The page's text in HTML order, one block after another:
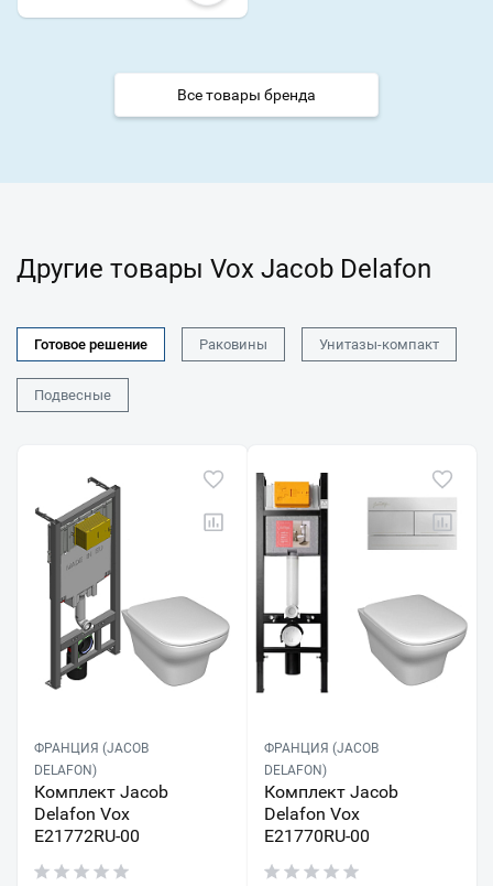
Все товары бренда
Другие товары Vox Jacob Delafon
Готовое решение Раковины Унитазы-компакт
Подвесные
ФРАНЦИЯ (JACOB
DELAFON)
Комплект Jacob
Delafon Vox
E21772RU-00
ФРАНЦИЯ (JACOB
DELAFON)
Комплект Jacob
Delafon Vox
E21770RU-00